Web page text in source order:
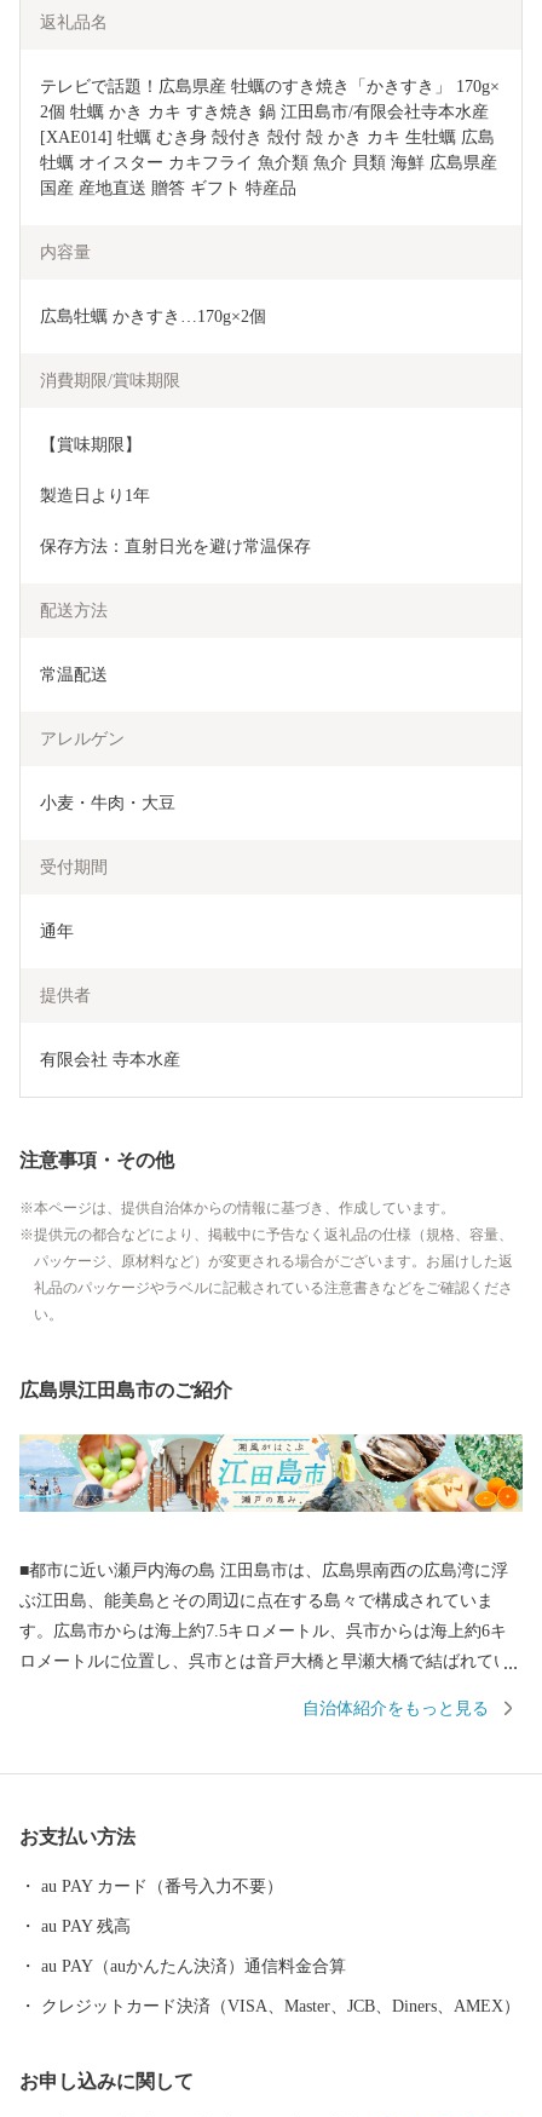
返礼品名
テレビで話題！広島県産 牡蠣のすき焼き「かきすき」 170g×
2個 牡蠣 かき カキ すき焼き 鍋 江田島市/有限会社寺本水産
[XAE014] 牡蠣 むき身 殻付き 殻付 殻 かき カキ 生牡蠣 広島
牡蠣 オイスター カキフライ 魚介類 魚介 貝類 海鮮 広島県産
国産 産地直送 贈答 ギフト 特産品
内容量
広島牡蠣 かきすき…170g×2個
消費期限/賞味期限
【賞味期限】
製造日より1年
保存方法：直射日光を避け常温保存
配送方法
常温配送
アレルゲン
小麦・牛肉・大豆
受付期間
通年
提供者
有限会社 寺本水産
注意事項・その他
本ページは、提供自治体からの情報に基づき、作成しています。
提供元の都合などにより、掲載中に予告なく返礼品の仕様（規格、容量、
パッケージ、原材料など）が変更される場合がございます。お届けした返
礼品のパッケージやラベルに記載されている注意書きなどをご確認くださ
い。
広島県江田島市のご紹介
■都市に近い瀬戸内海の島 江田島市は、広島県南西の広島湾に浮
ぶ江田島、能美島とその周辺に点在する島々で構成されていま
す。広島市からは海上約7.5キロメートル、呉市からは海上約6キ
ロメートルに位置し、呉市とは音戸大橋と早瀬大橋で結ばれてい
クセスしやすい環境にあります。 空から見るとザリガニのような
の生産を誇る牡蠣を始め水産物の宝庫となっています。 ■バラエ
くられています。何より魅力的なのは、これら産品をつくってい
る生産者の人柄です。「この人たちがつくっているならぜひ買っ
てみたい！」。そう思わせてくれる個性豊かな生産者のこだわり
おススメです。表情豊かな海で行われるカヌーやSUPなどのマリ
自治体紹介をもっと見る
お支払い方法
au PAY カード（番号入力不要）
au PAY 残高
au PAY（auかんたん決済）通信料金合算
クレジットカード決済（VISA、Master、JCB、Diners、AMEX）
お申し込みに関して